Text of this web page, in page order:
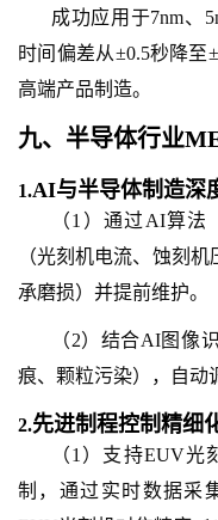
成功应用于7nm、
时间偏差从±0.5秒降
高端产品制造。
九、 半导体行业
1.AI与半导体制造深
（1）通过AI算
（光刻机电流、蚀刻
承磨损）并提前维护。
（2）结合AI图像
痕、颗粒污染），自动
2.先进制程控制精细
（1）支持EUV
制，通过实时数据采